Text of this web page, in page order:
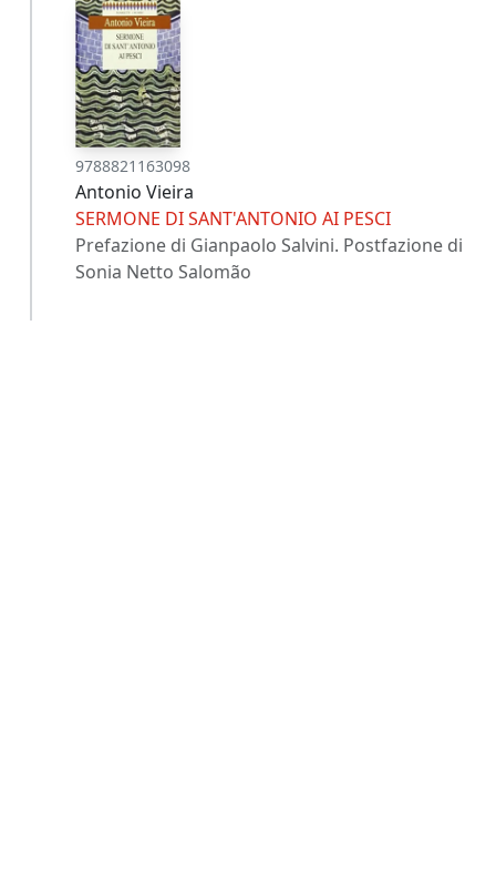
9788821163098
Antonio Vieira
SERMONE DI SANT'ANTONIO AI PESCI
Prefazione di Gianpaolo Salvini. Postfazione di
Sonia Netto Salomão